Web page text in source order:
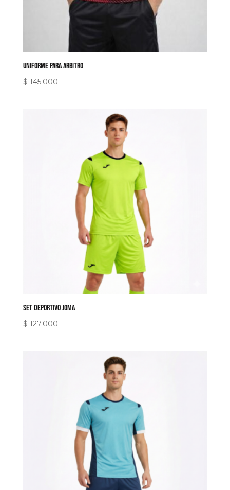
uniforme para arbitro
$ 145.000
Set Deportivo Joma
$ 127.000